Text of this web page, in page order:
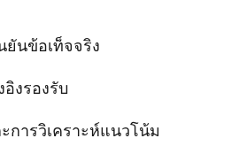
นข้อเท็จจริง
งรองรับ
การวิเคราะห์แนวโน้ม